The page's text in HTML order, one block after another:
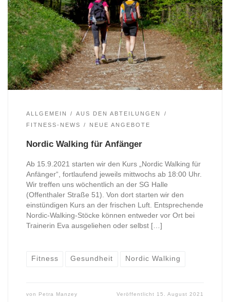
ALLGEMEIN
AUS DEN ABTEILUNGEN
FITNESS-NEWS
NEUE ANGEBOTE
Nordic Walking für Anfänger
Ab 15.9.2021 starten wir den Kurs „Nordic Walking für
Anfänger“, fortlaufend jeweils mittwochs ab 18:00 Uhr.
Wir treffen uns wöchentlich an der SG Halle
(Offenthaler Straße 51). Von dort starten wir den
einstündigen Kurs an der frischen Luft. Entsprechende
Nordic-Walking-Stöcke können entweder vor Ort bei
Trainerin Eva ausgeliehen oder selbst […]
Fitness Gesundheit Nordic Walking
von Petra Manzey Veröffentlicht 15. August 2021